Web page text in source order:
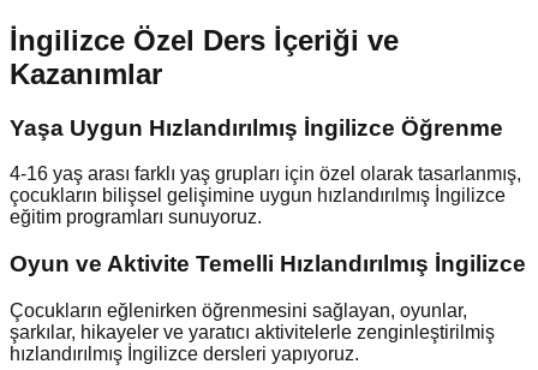
İngilizce Özel Ders İçeriği ve
Kazanımlar
Yaşa Uygun Hızlandırılmış İngilizce Öğrenme
4-16 yaş arası farklı yaş grupları için özel olarak tasarlanmış,
çocukların bilişsel gelişimine uygun hızlandırılmış İngilizce
eğitim programları sunuyoruz.
Oyun ve Aktivite Temelli Hızlandırılmış İngilizce
Çocukların eğlenirken öğrenmesini sağlayan, oyunlar,
şarkılar, hikayeler ve yaratıcı aktivitelerle zenginleştirilmiş
hızlandırılmış İngilizce dersleri yapıyoruz.